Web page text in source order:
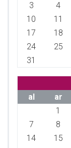
3
4
10
11
17
18
24
25
31
al
ar
1
7
8
14
15